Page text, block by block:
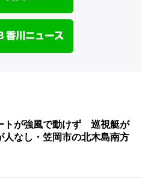
トが強風で動けず 巡視艇が
なし・笠岡市の北木島南方